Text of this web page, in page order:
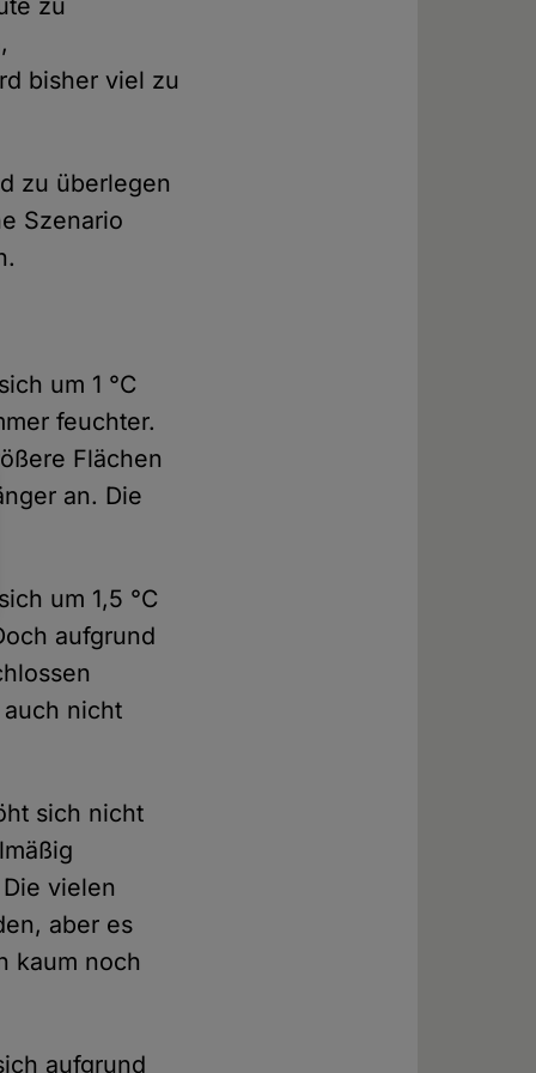
zu
bisher viel zu
zu überlegen
Szenario
um 1 °C
feuchter.
Flächen
an. Die
um 1,5 °C
aufgrund
nicht
sich nicht
vielen
aber es
kaum noch
aufgrund